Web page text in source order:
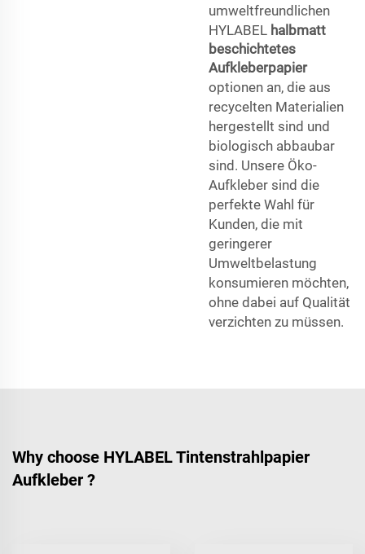
umweltfreundlichen
HYLABEL halbmatt
beschichtetes
Aufkleberpapier
optionen an, die aus
recycelten Materialien
hergestellt sind und
biologisch abbaubar
sind. Unsere Öko-
Aufkleber sind die
perfekte Wahl für
Kunden, die mit
geringerer
Umweltbelastung
konsumieren möchten,
ohne dabei auf Qualität
verzichten zu müssen.
Why choose HYLABEL Tintenstrahlpapier
Aufkleber ?